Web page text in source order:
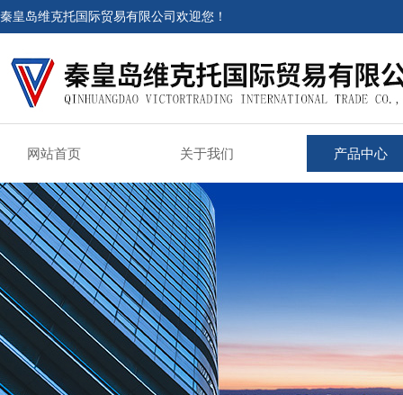
秦皇岛维克托国际贸易有限公司欢迎您！
网站首页 关于我们 产品中心